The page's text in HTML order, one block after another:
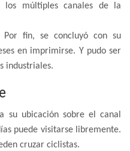
los múltiples canales de la
fin, se concluyó con su
en imprimirse. Y pudo ser
industriales.
su ubicación sobre el canal
puede visitarse libremente.
cruzar ciclistas.